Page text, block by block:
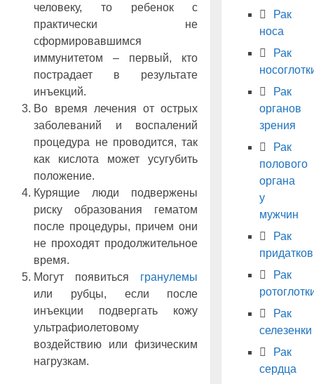
человеку, то ребенок с
практически не
сформировавшимся
иммунитетом – первый, кто
пострадает в результате
инъекций.
Во время лечения от острых
заболеваний и воспалений
процедура не проводится, так
как кислота может усугубить
положение.
Курящие люди подвержены
риску образования гематом
после процедуры, причем они
не проходят продолжительное
время.
Могут появиться гранулемы
или рубцы, если после
инъекции подвергать кожу
ультрафиолетовому
воздействию или физическим
нагрузкам.
Рак
носа
Рак
Рак
органов
зрения
Рак
полового
органа
у
мужчин
Рак
придатков
Рак
Рак
селезенки
Рак
сердца